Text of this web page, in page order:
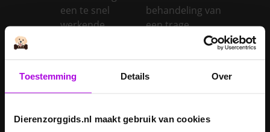
Toestemming Details Over
Dierenzorggids.nl maakt gebruik van cookies
een te snel
werkende
behandeling van
een trage
giftig voor
Je cavia verzorgen diarree